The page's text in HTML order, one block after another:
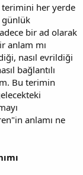
terimini her yerde
günlük
bir ad olarak
anlam mı
nasıl evrildiği
bağlantılı
Bu terimin
anlamı ne